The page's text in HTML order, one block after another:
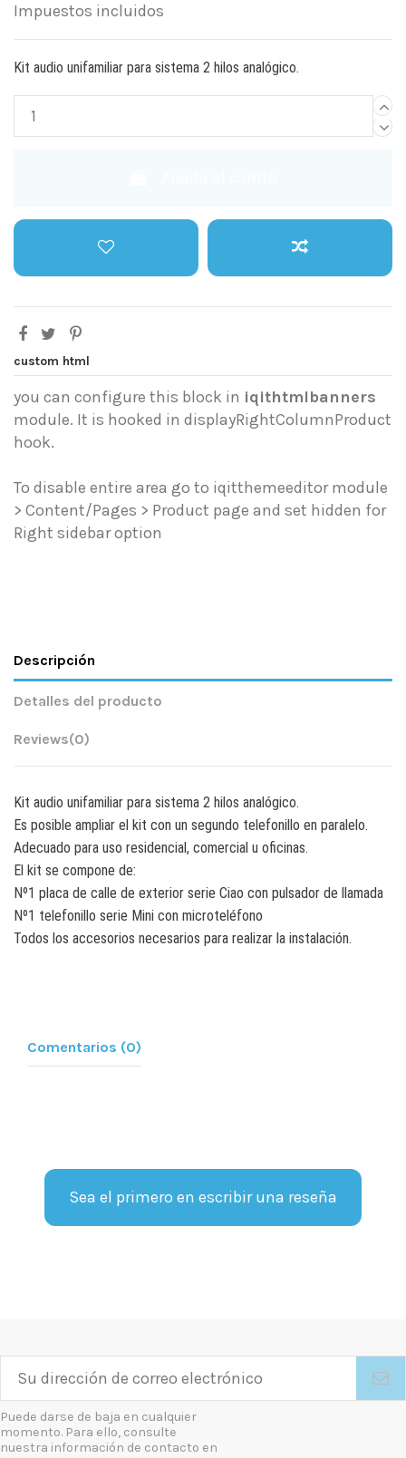
Impuestos incluidos
Kit audio unifamiliar para sistema 2 hilos analógico.
custom html
you can configure this block in iqithtmlbanners
module. It is hooked in displayRightColumnProduct
hook.
To disable entire area go to iqitthemeeditor module
> Content/Pages > Product page and set hidden for
Right sidebar option
Descripción
Detalles del producto
Reviews(0)
Kit audio unifamiliar para sistema 2 hilos analógico.
Es posible ampliar el kit con un segundo telefonillo en paralelo.
Adecuado para uso residencial, comercial u oficinas.
El kit se compone de:
Nº1 placa de calle de exterior serie Ciao con pulsador de llamada
Nº1 telefonillo serie Mini con microteléfono
Todos los accesorios necesarios para realizar la instalación.
Comentarios (0)
Sea el primero en escribir una reseña
Puede darse de baja en cualquier
momento. Para ello, consulte
nuestra información de contacto en